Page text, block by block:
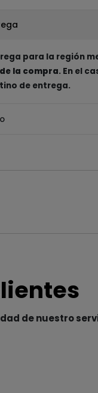
para la región
la compra. En el
de entrega.
de nuestro